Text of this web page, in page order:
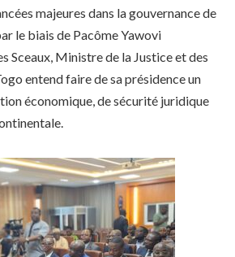
majeures dans la gouvernance de
le biais de Pacôme Yawovi
Sceaux, Ministre de la Justice et des
entend faire de sa présidence un
économique, de sécurité juridique